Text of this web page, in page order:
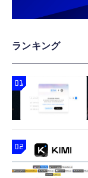
ランキング